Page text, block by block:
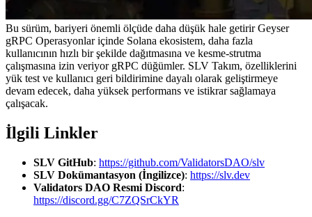
Bu sürüm, bariyeri önemli ölçüde daha düşük hale getirir Geyser
gRPC Operasyonlar içinde Solana ekosistem, daha fazla
kullanıcının hızlı bir şekilde dağıtmasına ve kesme-strutma
çalışmasına izin veriyor gRPC düğümler. SLV Takım, özelliklerini
yük test ve kullanıcı geri bildirimine dayalı olarak geliştirmeye
devam edecek, daha yüksek performans ve istikrar sağlamaya
çalışacak.
İlgili Linkler
SLV GitHub: https://github.com/ValidatorsDAO/slv
SLV Dokümantasyon (İngilizce): https://slv.dev
Validators DAO Resmi Discord:
https://discord.gg/C7ZQSrCkYR